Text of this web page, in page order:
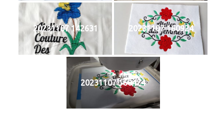
20231107 142631 20231107 160924
20231107 160424